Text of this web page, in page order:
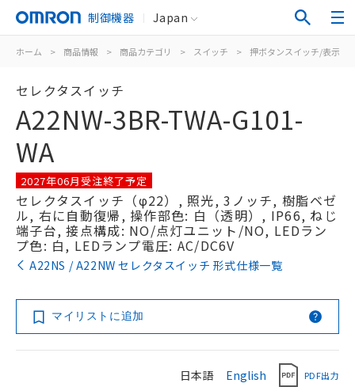
制御機器 Japan
ホーム > 商品情報 > 商品カテゴリ > スイッチ > 押ボタンスイッチ/表示灯
セレクタスイッチ
A22NW-3BR-TWA-G101-
WA
2027年06月受注終了予定
セレクタスイッチ（φ22）, 照光, 3ノッチ, 樹脂ベゼ
ル, 右に自動復帰, 操作部色: 白（透明）, IP66, ねじ
端子台, 接点構成: NO/点灯ユニット/NO, LEDラン
プ色: 白, LEDランプ電圧: AC/DC6V
A22NS / A22NW セレクタスイッチ 形式仕様一覧
マイリストに追加
日本語 English PDF出力